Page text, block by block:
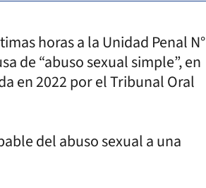
horas a la Unidad Penal N°
de “abuso sexual simple”, en
en 2022 por el Tribunal Oral
del abuso sexual a una